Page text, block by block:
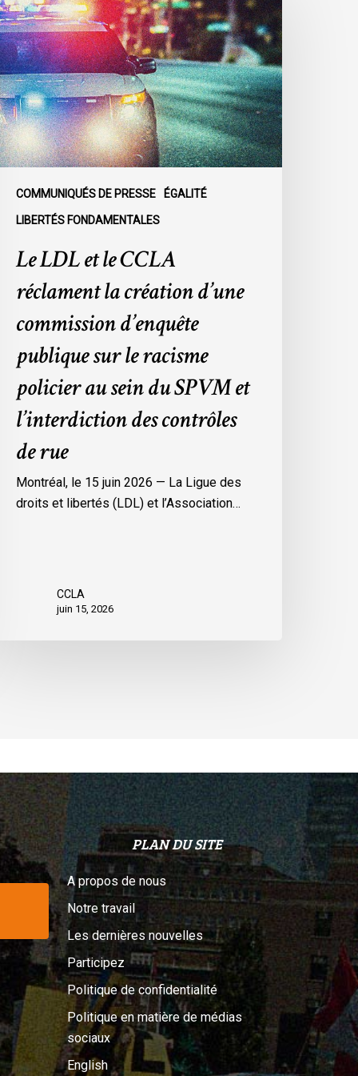
COMMUNIQUÉS DE PRESSE ÉGALITÉ
LIBERTÉS FONDAMENTALES
Le LDL et le CCLA
réclament la création d’une
commission d’enquête
publique sur le racisme
policier au sein du SPVM et
l’interdiction des contrôles
de rue
Montréal, le 15 juin 2026 — La Ligue des
droits et libertés (LDL) et l’Association…
CCLA
juin 15, 2026
PLAN DU SITE
A propos de nous
Notre travail
Les dernières nouvelles
Participez
Politique de confidentialité
Politique en matière de médias
sociaux
English